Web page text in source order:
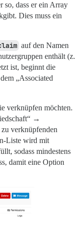
so, dass er ein Array
Dies muss ein
auf den Namen
enthält (z.
ist, beginnt die
„Associated
verknüpfen möchten.
→
verknüpfenden
Liste wird mit
sodass mindestens
damit eine Option